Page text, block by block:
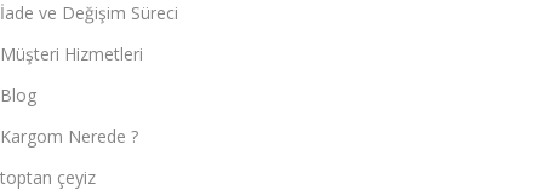
İade ve Değişim Süreci
Müşteri Hizmetleri
Blog
Kargom Nerede ?
toptan çeyiz